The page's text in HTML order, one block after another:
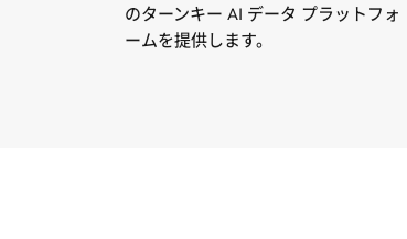
のターンキー AI データ プラットフォ
ームを提供します。